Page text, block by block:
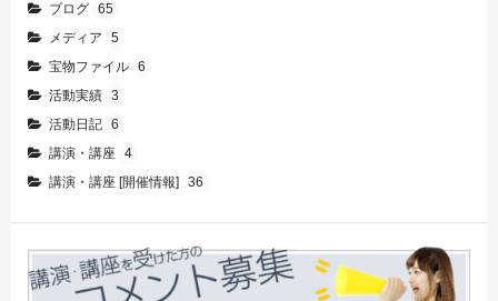
ブログ 65
メディア
5
宝物ファイル 6
活動実績 3
活動日記 6
講演・講座 4
講演・講座 [開催情報]
36